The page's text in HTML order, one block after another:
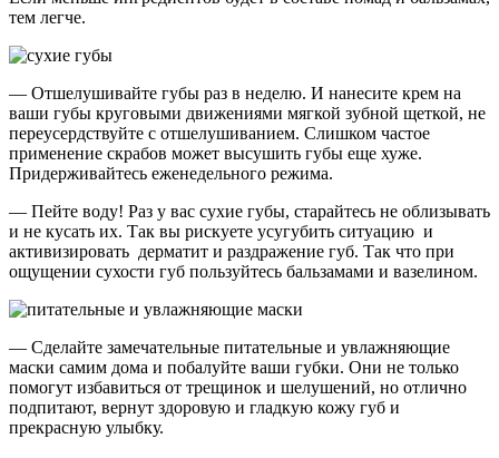
тем легче.
— Отшелушивайте губы раз в неделю. И нанесите крем на
ваши губы круговыми движениями мягкой зубной щеткой, не
переусердствуйте с отшелушиванием. Слишком частое
применение скрабов может высушить губы еще хуже.
Придерживайтесь еженедельного режима.
— Пейте воду! Раз у вас сухие губы, старайтесь не облизывать
и не кусать их. Так вы рискуете усугубить ситуацию и
активизировать дерматит и раздражение губ. Так что при
ощущении сухости губ пользуйтесь бальзамами и вазелином.
— Сделайте замечательные питательные и увлажняющие
маски самим дома и побалуйте ваши губки. Они не только
помогут избавиться от трещинок и шелушений, но отлично
подпитают, вернут здоровую и гладкую кожу губ и
прекрасную улыбку.